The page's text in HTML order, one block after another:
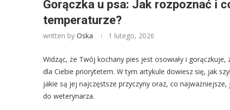
Gorączka u psa: Jak rozpoznać i
temperaturze?
written by Oska 1 lutego, 2026
Widząc, że Twój kochany pies jest osowiały i
dla Ciebie priorytetem. W tym artykule dowiesz się, jak
jakie są jej najczęstsze przyczyny oraz, co
do weterynarza.